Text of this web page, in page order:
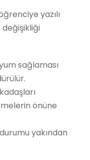
yazılı
değişikliği
sağlaması
önüne
yakından